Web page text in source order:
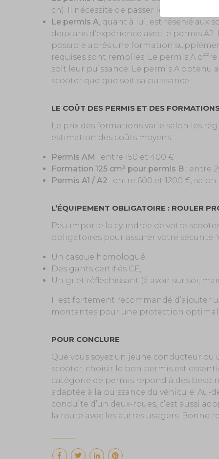
ch). Il nécessite de passer le code moto
Le permis A, quant à lui, est réservé aux
deux ans d’expérience avec le permis
possible après une formation
requises sont remplies. Le permis A
soit leur puissance. Le permis A obtenu
scooter quelque soit sa puissance
LE COÛT DES PERMIS ET DES
Le prix des formations varie selon les
estimation des coûts moyens :
Permis AM : entre 150 et 400 €
Formation 125 cm³ pour permis B: entre
Permis A1 / A2 : entre 600 et 1200 €,
L’ÉQUIPEMENT OBLIGATOIRE : ROULER
Peu importe la cylindrée de votre
obligatoires pour assurer votre sécurité.
Un casque homologué,
Des gants certifiés CE,
Un gilet réfléchissant (à avoir sur soi,
Il est fortement recommandé d’ajouter
montantes pour une protection
POUR CONCLURE
Que vous soyez un jeune conducteur
scooter, choisir le bon permis est
catégorie de permis répond à des
adaptée à la puissance du véhicule. Au-
conduite d’un deux-roues, c’est aussi
la route avec les autres usagers. Bonne